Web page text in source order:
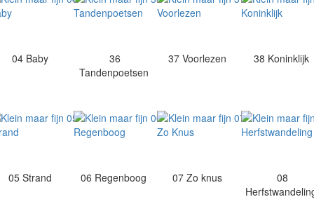
04 Baby
36
Tandenpoetsen
37 Voorlezen 38 Koninklijk
05 Strand 06 Regenboog 07 Zo knus
08